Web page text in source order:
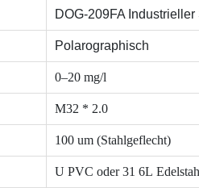
DOG-209FA
Polarographisch
0–20 mg/l
M32 * 2.0
100 um (Stahlgeflecht)
U PVC oder 31 6L